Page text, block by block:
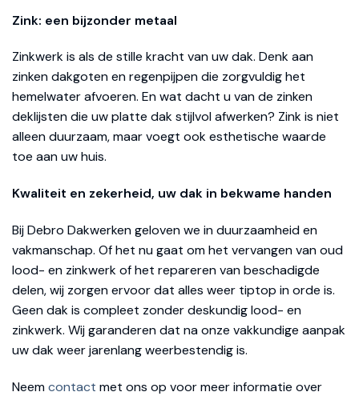
Zink: een bijzonder metaal
Zinkwerk is als de stille kracht van uw dak. Denk aan
zinken dakgoten en regenpijpen die zorgvuldig het
hemelwater afvoeren. En wat dacht u van de zinken
deklijsten die uw platte dak stijlvol afwerken? Zink is niet
alleen duurzaam, maar voegt ook esthetische waarde
toe aan uw huis.
Kwaliteit en zekerheid, uw dak in bekwame handen
Bij Debro Dakwerken geloven we in duurzaamheid en
vakmanschap. Of het nu gaat om het vervangen van oud
lood- en zinkwerk of het repareren van beschadigde
delen, wij zorgen ervoor dat alles weer tiptop in orde is.
Geen dak is compleet zonder deskundig lood- en
zinkwerk. Wij garanderen dat na onze vakkundige aanpak
uw dak weer jarenlang weerbestendig is.
Neemcontact met ons op voor meer informatie over